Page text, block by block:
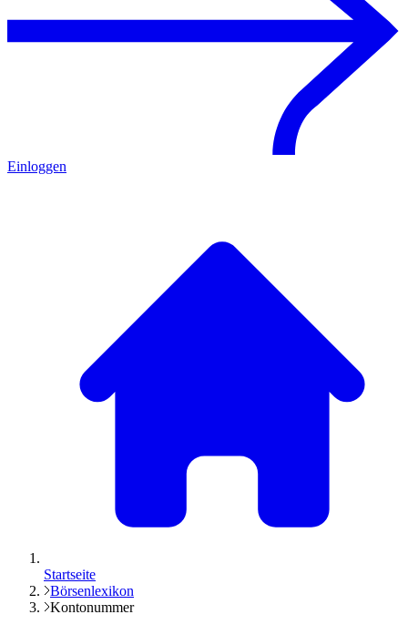
Einloggen
Startseite
Börsenlexikon
Kontonummer